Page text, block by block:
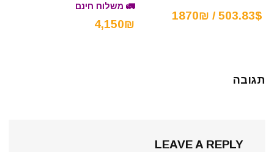
503.83$ / 1870₪
🚛 משלוח חינם
4,150₪
תגובה
LEAVE A REPLY